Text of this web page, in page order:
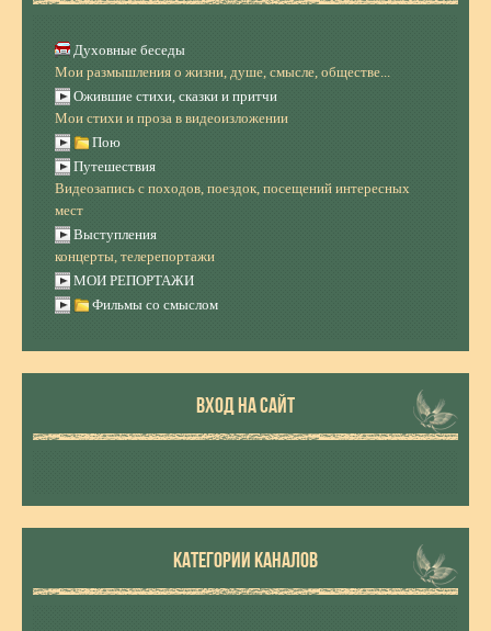
Духовные беседы
Мои размышления о жизни, душе, смысле, обществе...
Ожившие стихи, сказки и притчи
Мои стихи и проза в видеоизложении
Пою
Путешествия
Видеозапись с походов, поездок, посещений интересных
мест
Выступления
концерты, телерепортажи
МОИ РЕПОРТАЖИ
Фильмы со смыслом
ВХОД НА САЙТ
КАТЕГОРИИ КАНАЛОВ